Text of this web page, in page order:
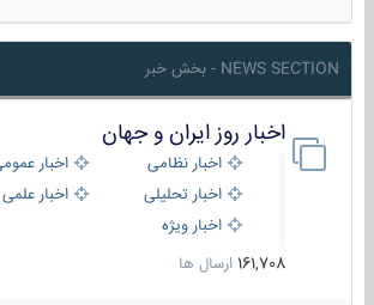
NEWS SECTION - بخش خبر
اخبار روز ایران و جهان
اخبار نظامی
اخبار عمومی
اخبار تحلیلی
اخبار علمی
اخبار ویژه
161,708 ارسال ها